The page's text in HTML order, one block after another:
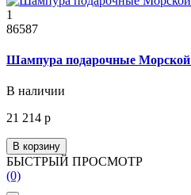
1
86587
Шампура подарочные Морской
В наличии
21 214 р
В корзину
БЫСТРЫЙ ПРОСМОТР
(0)